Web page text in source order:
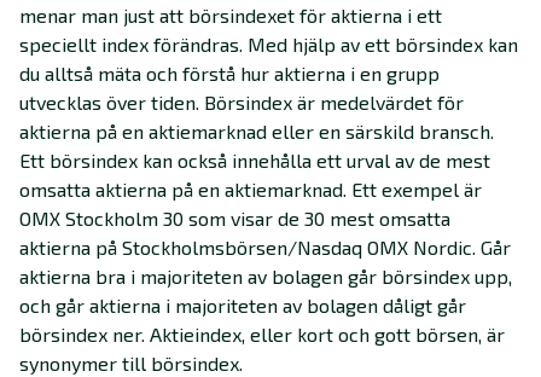
menar man just att börsindexet för aktierna i ett
speciellt index förändras. Med hjälp av ett börsindex kan
du alltså mäta och förstå hur aktierna i en grupp
utvecklas över tiden. Börsindex är medelvärdet för
aktierna på en aktiemarknad eller en särskild bransch.
Ett börsindex kan också innehålla ett urval av de mest
omsatta aktierna på en aktiemarknad. Ett exempel är
OMX Stockholm 30 som visar de 30 mest omsatta
aktierna på Stockholmsbörsen/Nasdaq OMX Nordic. Går
aktierna bra i majoriteten av bolagen går börsindex upp,
och går aktierna i majoriteten av bolagen dåligt går
börsindex ner. Aktieindex, eller kort och gott börsen, är
synonymer till börsindex.